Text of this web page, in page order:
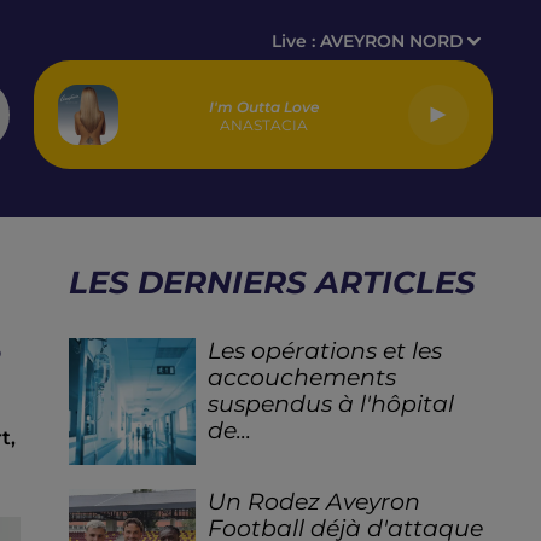
Live :AVEYRON NORD
I'm Outta Love
ANASTACIA
LES DERNIERS ARTICLES
Les opérations et les
accouchements
suspendus à l'hôpital
de...
Un Rodez Aveyron
Football déjà d'attaque